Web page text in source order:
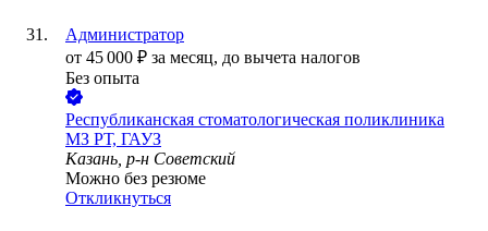
Администратор
от 45 000 ₽ за месяц, до вычета налогов
Без опыта
Республиканская стоматологическая поликлиника
МЗ РТ, ГАУЗ
Казань, р-н Советский
Можно без резюме
Откликнуться